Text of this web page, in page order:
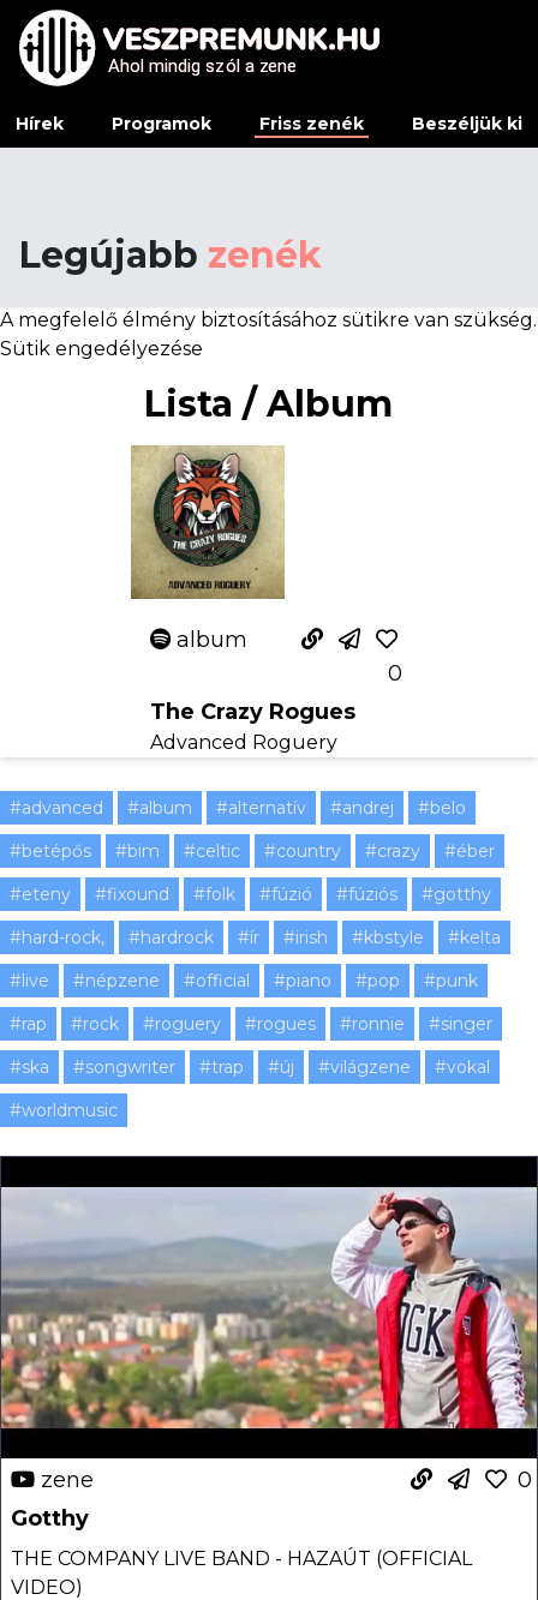
Ahol mindig szól a zene
Ahol mindig szól a zene
Hírek Programok Friss zenék Beszéljük ki
Legújabb zenék
A megfelelő élmény biztosításához sütikre van szükség.
Sütik engedélyezése
Lista / Album
album
0
The Crazy Rogues
Advanced Roguery
#advanced #album #alternatív #andrej
#belo
#betépős
#bim #celtic #country #crazy
#éber
#eteny
#fixound #folk #fúzió #fúziós
#gotthy
#hard-rock,
#hardrock #ír #irish #kbstyle
#kelta
#live
#népzene #official #piano #pop
#punk
#rap
#rock #roguery #rogues #ronnie
#singer
#ska
#songwriter #trap #új #világzene
#vokal
#worldmusic
zene
0
Gotthy
THE COMPANY LIVE BAND - HAZAÚT (OFFICIAL
VIDEO)